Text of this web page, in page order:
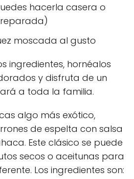
hacerla casera o
moscada al gusto
ingredientes, hornéalos
y disfruta de un
a toda la familia.
algo más exótico,
de espelta con salsa
Este clásico se puede
secos o aceitunas para
Los ingredientes son: